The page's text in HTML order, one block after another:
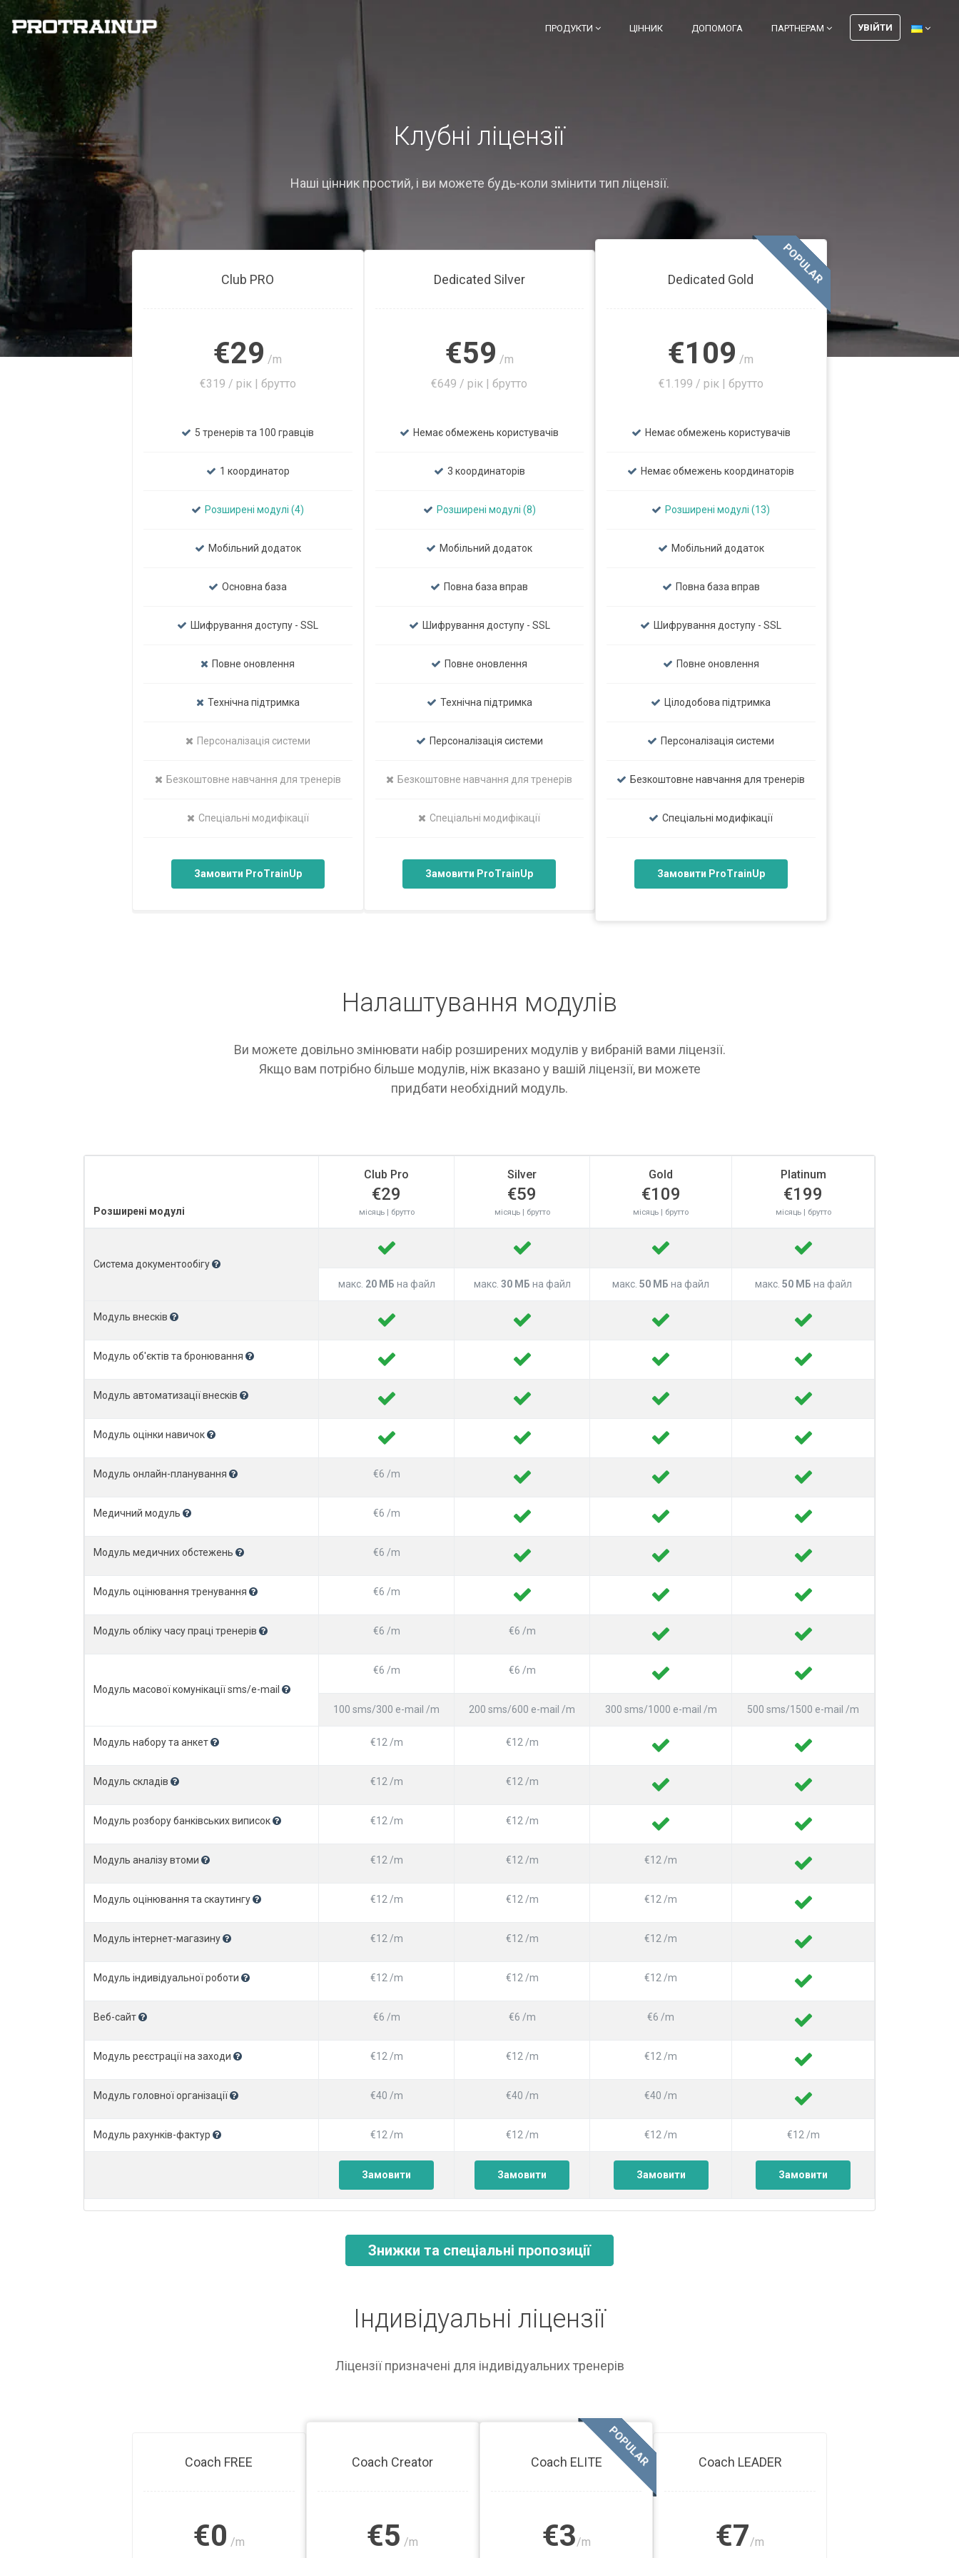
ПРОДУКТИ ЦІННИК ДОПОМОГА ПАРТНЕРАМ УВІЙТИ
Клубні ліцензії
Наші цінник простий, і ви можете будь-коли змінити тип ліцензії.
Club PRO
€29 /m
€319 / рік | брутто
5 тренерів та 100 гравців
1 координатор
Розширені модулі (4)
Мобільний додаток
Основна база
Шифрування доступу - SSL
Повне оновлення
Технічна підтримка
Персоналізація системи
Безкоштовне навчання для тренерів
Спеціальні модифікації
Замовити ProTrainUp
Dedicated Silver
€59 /m
€649 / рік | брутто
Немає обмежень користувачів
3 координаторів
Розширені модулі (8)
Мобільний додаток
Повна база вправ
Шифрування доступу - SSL
Повне оновлення
Технічна підтримка
Персоналізація системи
Безкоштовне навчання для тренерів
Спеціальні модифікації
Замовити ProTrainUp
Dedicated Gold
€109 /m
€1.199 / рік | брутто
Немає обмежень користувачів
Немає обмежень координаторів
Розширені модулі (13)
Мобільний додаток
Повна база вправ
Шифрування доступу - SSL
Повне оновлення
Цілодобова підтримка
Персоналізація системи
Безкоштовне навчання для тренерів
Спеціальні модифікації
Замовити ProTrainUp
POPULAR
Налаштування модулів
Ви можете довільно змінювати набір розширених модулів у вибраній вами ліцензії.
Якщо вам потрібно більше модулів, ніж вказано у вашій ліцензії, ви можете
придбати необхідний модуль.
Розширені модулі
Club Pro
€29
місяць | брутто
Silver
€59
місяць | брутто
Gold
€109
місяць | брутто
Platinum
€199
місяць | брутто
Система документообігу
макс. 20 МБ на файл макс. 30 МБ на файл макс. 50 МБ на файл макс. 50 МБ на файл
Модуль внесків
Модуль об'єктів та бронювання
Модуль автоматизації внесків
Модуль оцінки навичок
Модуль онлайн-планування €6 /m
Медичний модуль €6 /m
Модуль медичних обстежень €6 /m
Модуль оцінювання тренування €6 /m
Модуль обліку часу праці тренерів €6 /m €6 /m
Модуль масової комунікації sms/e-mail
€6 /m €6 /m
100 sms/300 e-mail /m 200 sms/600 e-mail /m 300 sms/1000 e-mail /m 500 sms/1500 e-mail /m
Модуль набору та анкет €12 /m €12 /m
Модуль складів €12 /m €12 /m
Модуль розбору банківських виписок €12 /m €12 /m
Модуль аналізу втоми €12 /m €12 /m €12 /m
Модуль оцінювання та скаутингу €12 /m €12 /m €12 /m
Модуль інтернет-магазину €12 /m €12 /m €12 /m
Модуль індивідуальної роботи €12 /m €12 /m €12 /m
Веб-сайт €6 /m €6 /m €6 /m
Модуль реєстрації на заходи €12 /m €12 /m €12 /m
Модуль головної організації €40 /m €40 /m €40 /m
Модуль рахунків-фактур €12 /m €12 /m €12 /m €12 /m
Замовити Замовити Замовити Замовити
Знижки та спеціальні пропозиції
Індивідуальні ліцензії
Ліцензії призначені для індивідуальних тренерів
Coach FREE
€0 /m
Coach Creator
€5 /m
Coach ELITE
€3/m
POPULAR Coach LEADER
€7/m